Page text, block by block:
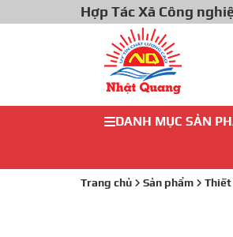
Hợp Tác Xã Công
DANH MỤC SẢN
Trang chủ Sản phẩm Thiết